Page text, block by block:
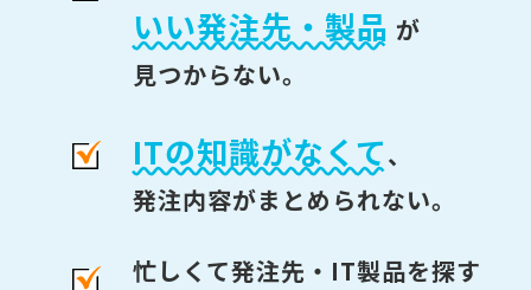
いい発注先・製品 が
見つからない。
ITの知識がなくて、
発注内容がまとめられない。
忙しくて発注先・IT製品を探す